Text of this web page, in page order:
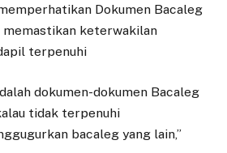
Dokumen Bacaleg
memastikan keterwakilan
terpenuhi
dokumen-dokumen Bacaleg
tidak terpenuhi
bacaleg yang lain,”